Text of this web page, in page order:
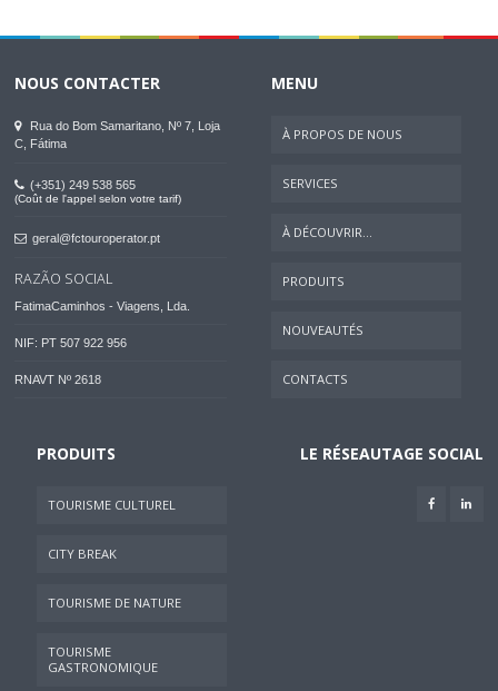
NOUS CONTACTER
Rua do Bom Samaritano, Nº 7, Loja
C, Fátima
(+351) 249 538 565
(Coût de l'appel selon votre tarif)
geral@fctouroperator.pt
RAZÃO SOCIAL
FatimaCaminhos - Viagens, Lda.
NIF: PT 507 922 956
RNAVT Nº 2618
MENU
À PROPOS DE NOUS
SERVICES
À DÉCOUVRIR...
PRODUITS
NOUVEAUTÉS
CONTACTS
PRODUITS
TOURISME CULTUREL
CITY BREAK
TOURISME DE NATURE
TOURISME
GASTRONOMIQUE
LE RÉSEAUTAGE SOCIAL